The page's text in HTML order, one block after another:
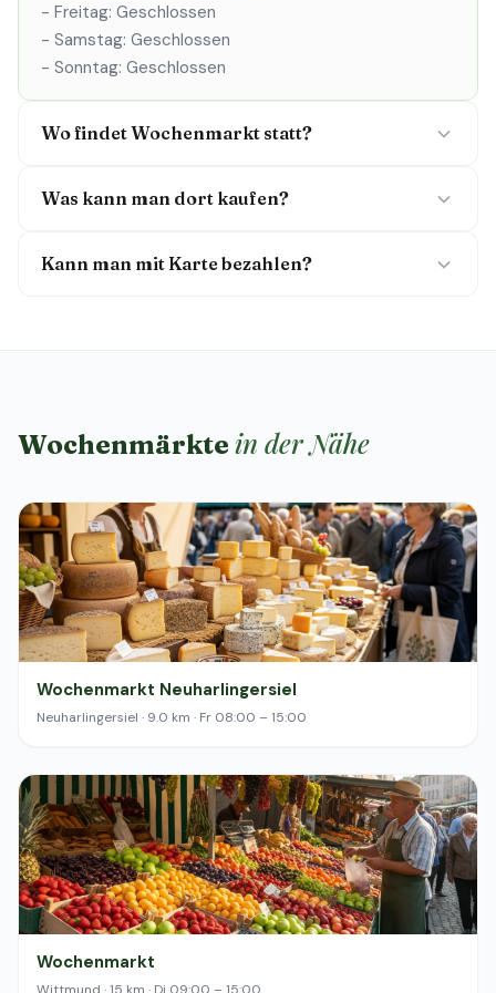
- Freitag: Geschlossen
- Samstag: Geschlossen
- Sonntag: Geschlossen
Wo findet Wochenmarkt statt?
Was kann man dort kaufen?
Kann man mit Karte bezahlen?
Wochenmärkte in der Nähe
Wochenmarkt Neuharlingersiel
Neuharlingersiel · 9.0 km · Fr 08:00 – 15:00
Wochenmarkt